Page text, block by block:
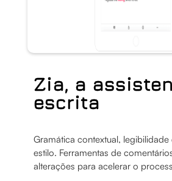
Zia, a
escrita
Gramática contextual, legibilidade
estilo. Ferramentas de
alterações para acelerar o